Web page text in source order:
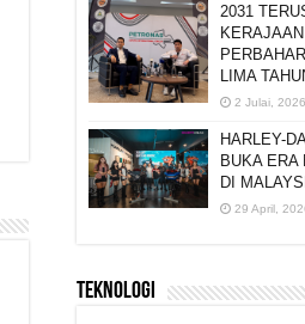
2031
LIMA
2 Julai, 2026
HARLEY-
BUKA ERA
DI
29 April,
TEKNOLOGI